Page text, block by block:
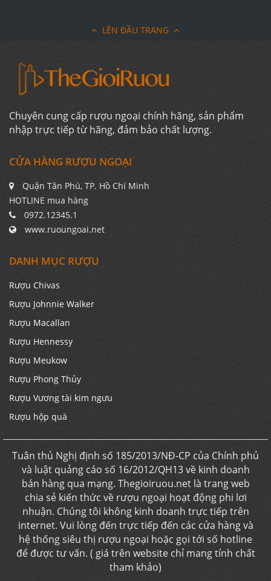
LÊN ĐẦU TRANG
Chuyên cung cấp rượu ngoại chính hãng, sản phẩm
nhập trực tiếp từ hãng, đảm bảo chất lượng.
CỬA HÀNG RƯỢU NGOẠI
Quận Tân Phú, TP. Hồ Chí Minh
HOTLINE mua hàng
0972.12345.1
www.ruoungoai.net
DANH MỤC RƯỢU
Rượu Chivas
Rượu Johnnie Walker
Rượu Macallan
Rượu Hennessy
Rượu Meukow
Rượu Phong Thủy
Rượu Vương tài kim ngưu
Rượu hộp quà
Tuân thủ Nghị định số 185/2013/NĐ-CP của Chính phủ
và luật quảng cáo số 16/2012/QH13 về kinh doanh
bán hàng qua mạng. Thegioiruou.net là trang web
chia sẻ kiến thức về rượu ngoại hoạt động phi lơi
nhuận. Chúng tôi không kinh doanh trực tiếp trên
internet. Vui lòng đến trực tiếp đến các cửa hàng và
hệ thống siêu thị rượu ngoại hoặc gọi tới số hotline
để được tư vấn. ( giá trên website chỉ mang tính chất
tham khảo)